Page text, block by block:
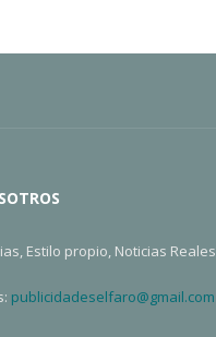
Estilo propio, Noticias Reales
publicidadeselfaro@gmail.com